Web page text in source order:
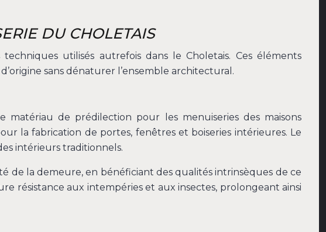
DU CHOLETAIS
utilisés autrefois dans le Choletais. Ces éléments
sans dénaturer l’ensemble architectural.
matériau de prédilection pour les menuiseries des maisons
la fabrication de portes, fenêtres et boiseries intérieures. Le
intérieurs traditionnels.
de la demeure, en bénéficiant des qualités intrinsèques de ce
résistance aux intempéries et aux insectes, prolongeant ainsi